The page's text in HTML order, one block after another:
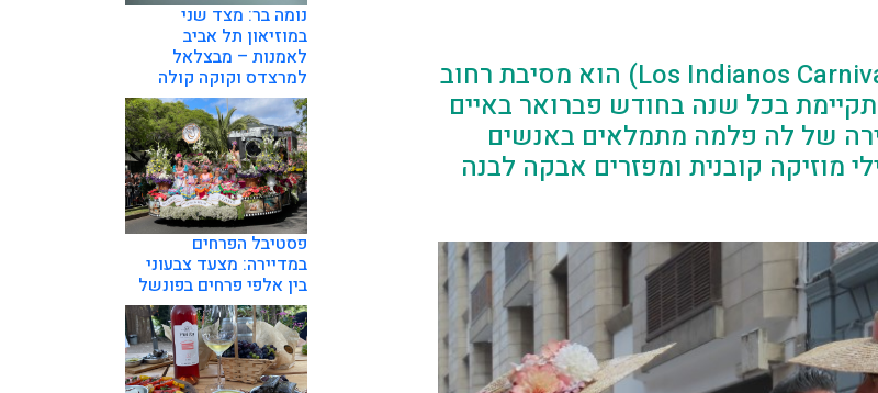
קרנבל לוס אינדיאנוס (Los Indianos Carnival) הוא מסיבת רחוב
בכל שנה בחודש פברואר באיים
של לה פלמה מתמלאים באנשים
מוזיקה קובנית ומפזרים אבקה לבנה
נומה בר: מצד שני
במוזיאון תל אביב
לאמנות – מבצלאל
למרצדס וקוקה קולה
פסטיבל הפרחים
במדיירה: מצעד צבעוני
בין אלפי פרחים בפונשל